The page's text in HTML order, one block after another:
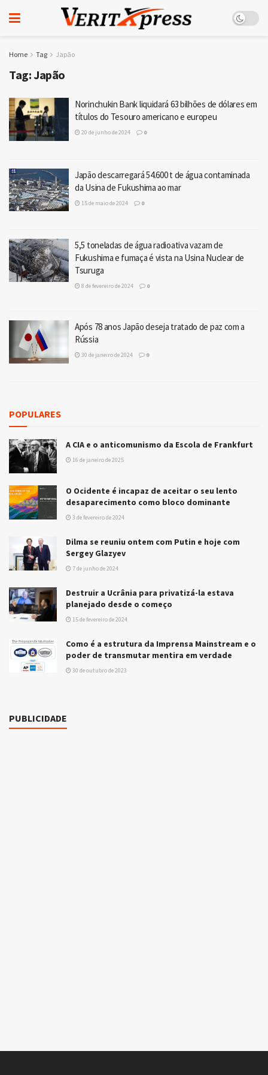
Home Tag Japão
Tag:Japão
Norinchukin Bank liquidará 63 bilhões de dólares em
títulos do Tesouro americano e europeu
20 de junho de 2024 0
Japão descarregará 54.600 t de água contaminada
da Usina de Fukushima ao mar
15 de maio de 2024 0
5,5 toneladas de água radioativa vazam de
Fukushima e fumaça é vista na Usina Nuclear de
Tsuruga
8 de fevereiro de 2024 0
Após 78 anos Japão deseja tratado de paz com a
Rússia
30 de janeiro de 2024 0
POPULARES
A CIA e o anticomunismo da Escola de Frankfurt
16 de janeiro de 2025
O Ocidente é incapaz de aceitar o seu lento
desaparecimento como bloco dominante
3 de fevereiro de 2024
Dilma se reuniu ontem com Putin e hoje com
Sergey Glazyev
7 de junho de 2024
Destruir a Ucrânia para privatizá-la estava
planejado desde o começo
15 de fevereiro de 2024
Como é a estrutura da Imprensa Mainstream e o
poder de transmutar mentira em verdade
30 de outubro de 2023
PUBLICIDADE